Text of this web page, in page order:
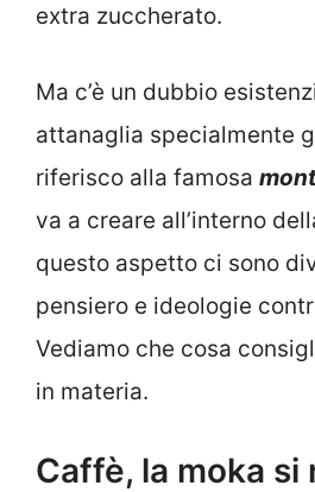
extra zuccherato.
Ma c’è un dubbio
attanaglia specialmente
riferisco alla famosa
va a creare all’interno
questo aspetto ci sono
pensiero e ideologie
Vediamo che cosa
in materia.
Caffè, la moka si